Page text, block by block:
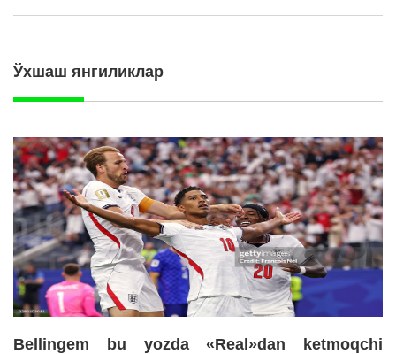
Ўхшаш янгиликлар
Bellingem bu yozda «Real»dan ketmoqchi